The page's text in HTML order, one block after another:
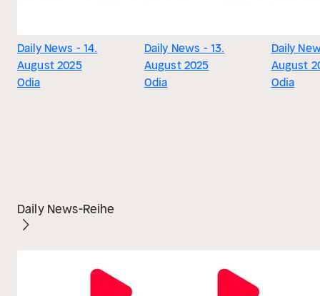
Daily News - 14.
August 2025
Odia
Daily News - 13.
August 2025
Odia
Daily
August
Odia
Daily News-Reihe